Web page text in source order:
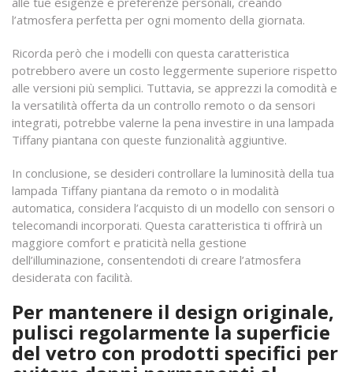
l’atmosfera perfetta per ogni momento della giornata.
Ricorda però che i modelli con questa caratteristica
potrebbero avere un costo leggermente superiore rispetto
alle versioni più semplici. Tuttavia, se apprezzi la comodità e
la versatilità offerta da un controllo remoto o da sensori
integrati, potrebbe valerne la pena investire in una lampada
Tiffany piantana con queste funzionalità aggiuntive.
In conclusione, se desideri controllare la luminosità della tua
lampada Tiffany piantana da remoto o in modalità
automatica, considera l’acquisto di un modello con sensori o
telecomandi incorporati. Questa caratteristica ti offrirà un
maggiore comfort e praticità nella gestione
dell’illuminazione, consentendoti di creare l’atmosfera
desiderata con facilità.
Per mantenere il design originale,
pulisci regolarmente la superficie
del vetro con prodotti specifici per